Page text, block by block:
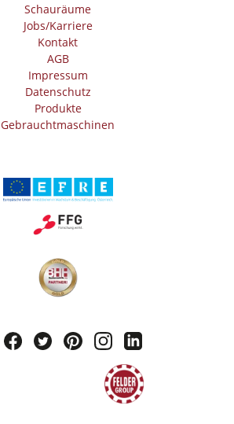
Schauräume
Jobs/Karriere
Kontakt
AGB
Impressum
Datenschutz
Produkte
Gebrauchtmaschinen
youtubefacebook
twitter
pinterestinstagram
linkedin